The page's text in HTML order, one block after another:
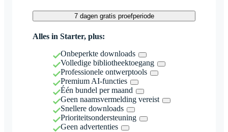
7 dagen gratis proefperiode
Alles in Starter, plus:
Onbeperkte downloads
Volledige bibliotheektoegang
Professionele ontwerptools
Premium AI-functies
Één bundel per maand
Geen naamsvermelding vereist
Snellere downloads
Prioriteitsondersteuning
Geen advertenties